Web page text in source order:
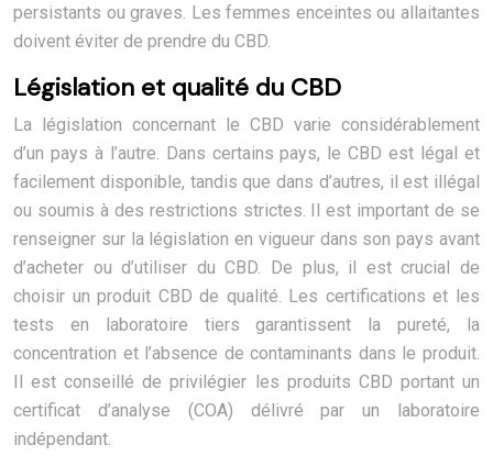
persistants ou graves. Les femmes enceintes ou allaitantes
doivent éviter de prendre du CBD.
Législation et qualité du CBD
La législation concernant le CBD varie considérablement
d’un pays à l’autre. Dans certains pays, le CBD est légal et
facilement disponible, tandis que dans d’autres, il est illégal
ou soumis à des restrictions strictes. Il est important de se
renseigner sur la législation en vigueur dans son pays avant
d’acheter ou d’utiliser du CBD. De plus, il est crucial de
choisir un produit CBD de qualité. Les certifications et les
tests en laboratoire tiers garantissent la pureté, la
concentration et l’absence de contaminants dans le produit.
Il est conseillé de privilégier les produits CBD portant un
certificat d’analyse (COA) délivré par un laboratoire
indépendant.